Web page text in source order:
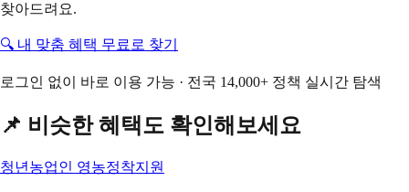
찾아드려요.
🔍 내 맞춤 혜택 무료로 찾기
로그인 없이 바로 이용 가능 · 전국 14,000+ 정책 실시간 탐색
📌 비슷한 혜택도 확인해보세요
청년농업인 영농정착지원